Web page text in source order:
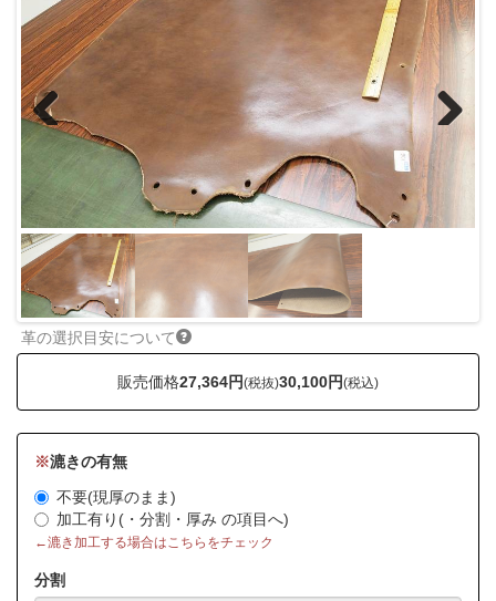
革の選択目安について
Previous
販売価格27,364円(税抜)30,100円(税込)
※漉きの有無
不要(現厚のまま)
加工有り(・分割・厚み の項目へ)
←漉き加工する場合はこちらをチェック
分割